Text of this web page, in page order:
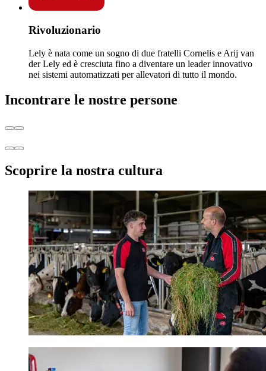
Rivoluzionario
Lely è nata come un sogno di due fratelli Cornelis e Arij van
der Lely ed è cresciuta fino a diventare un leader innovativo
nei sistemi automatizzati per allevatori di tutto il mondo.
Incontrare le nostre persone
Scoprire la nostra cultura